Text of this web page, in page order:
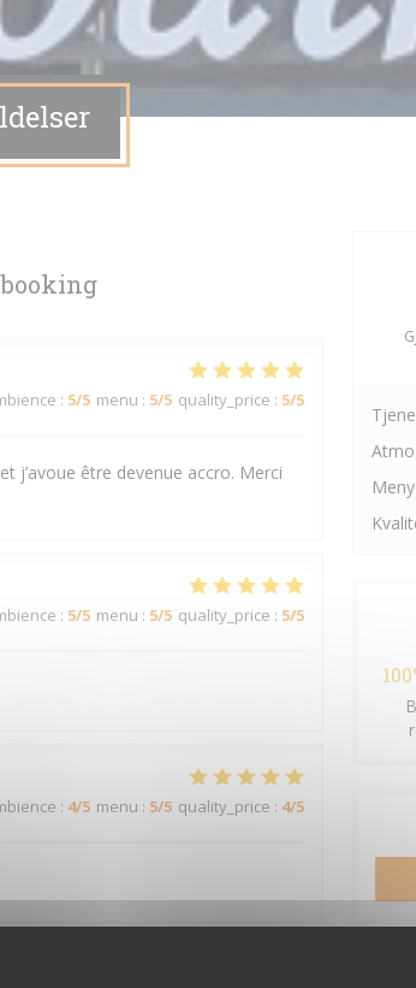
: 5/5 menu : 5/5 quality_price : 5/5
j’avoue être devenue accro. Merci
: 5/5 menu : 5/5 quality_price : 5/5
: 4/5 menu : 5/5 quality_price : 4/5